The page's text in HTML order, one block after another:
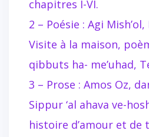
chapitres I-VI.
2 – Poésie : Agi
Visite à la maison,
qibbuts ha- me’uhad,
3 – Prose : Amos Oz,
Sippur ‘al ahava ve-
histoire d’amour et de